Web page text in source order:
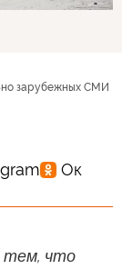
зарубежных СМИ
тем, что